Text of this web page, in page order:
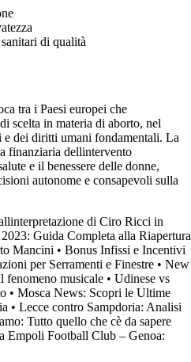
di qualità
tra i Paesi europei che
scelta in materia di aborto, nel
dei diritti umani fondamentali. La
finanziaria dellintervento
e il benessere delle donne,
autonome e consapevoli sulla
di Ciro Ricci in
Guida Completa alla Riapertura
Mancini • Bonus Infissi e Incentivi
per Serramenti e Finestre • New
fenomeno musicale • Udinese vs
• Mosca News: Scopri le Ultime
• Lecce contro Sampdoria: Analisi
Tutto quello che cè da sapere
Empoli Football Club – Genoa: